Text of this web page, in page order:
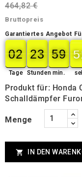
464,82 €
Bruttopreis
Garantiertes Angebot
02
02
00
Tage
23
23
00
Stunden
59
59
00
min.
Produkt für: Honda
Schalldämpfer
Menge
 IN DEN